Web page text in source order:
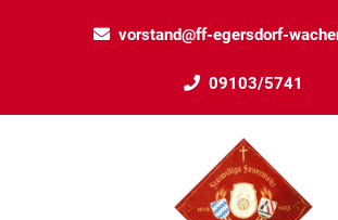
vorstand@ff-egersdorf-
09103/5741